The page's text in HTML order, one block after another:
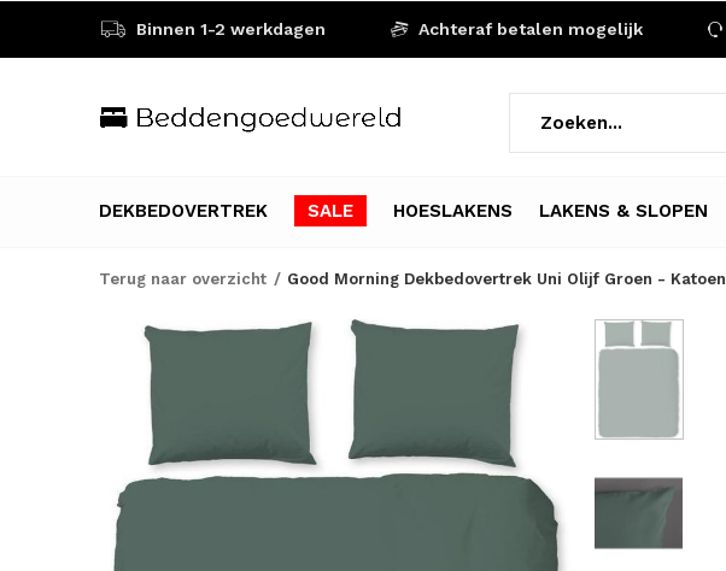
DEKBEDOVERTREK SALE HOESLAKENS LAKENS & SLOPEN
Binnen 1-2 werkdagen Achteraf betalen mogelijk
Terug naar overzicht Good Morning Dekbedovertrek Uni Olijf Groen - Katoen